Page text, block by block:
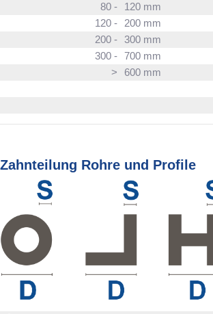
80 -
120 mm
120 -
200 mm
200 - 300 mm
300 - 700 mm
>
600 mm
Zahnteilung Rohre und Profile